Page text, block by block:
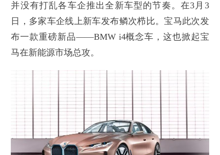
并没有打乱各车企推出全新车型的节奏。在3月3
日，多家车企线上新车发布鳞次栉比。宝马此次发
布一款重磅新品——BMW i4概念车，这也掀起宝
马在新能源市场总攻。